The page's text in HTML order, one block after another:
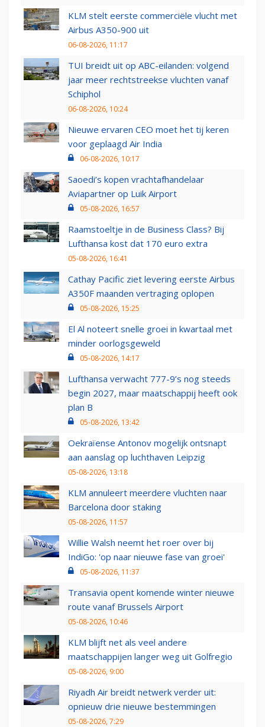
KLM stelt eerste commerciële vlucht met
Airbus A350-900 uit
06-08-2026, 11:17
TUI breidt uit op ABC-eilanden: volgend
jaar meer rechtstreekse vluchten vanaf
Schiphol
06-08-2026, 10:24
Nieuwe ervaren CEO moet het tij keren
voor geplaagd Air India
06-08-2026, 10:17
Saoedi’s kopen vrachtafhandelaar
Aviapartner op Luik Airport
05-08-2026, 16:57
Raamstoeltje in de Business Class? Bij
Lufthansa kost dat 170 euro extra
05-08-2026, 16:41
Cathay Pacific ziet levering eerste Airbus
A350F maanden vertraging oplopen
05-08-2026, 15:25
El Al noteert snelle groei in kwartaal met
minder oorlogsgeweld
05-08-2026, 14:17
Lufthansa verwacht 777-9’s nog steeds
begin 2027, maar maatschappij heeft ook
plan B
05-08-2026, 13:42
Oekraïense Antonov mogelijk ontsnapt
aan aanslag op luchthaven Leipzig
05-08-2026, 13:18
KLM annuleert meerdere vluchten naar
Barcelona door staking
05-08-2026, 11:57
Willie Walsh neemt het roer over bij
IndiGo: 'op naar nieuwe fase van groei'
05-08-2026, 11:37
Transavia opent komende winter nieuwe
route vanaf Brussels Airport
05-08-2026, 10:46
KLM blijft net als veel andere
maatschappijen langer weg uit Golfregio
05-08-2026, 9:00
Riyadh Air breidt netwerk verder uit:
opnieuw drie nieuwe bestemmingen
05-08-2026, 7:29